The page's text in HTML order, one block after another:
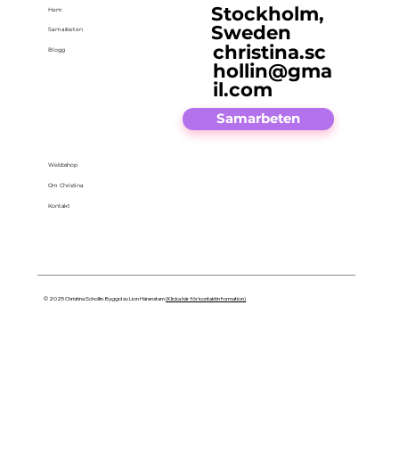
Hem
Samarbeten
Blogg
Webbshop
Om Christina
Kontakt
Stockholm,
Sweden
christina.sc
hollin@gma
il.com
Samarbeten
© 2025 Christina Schollin. Byggd av Lion Härenstam(Klicka här för kontaktinformation)